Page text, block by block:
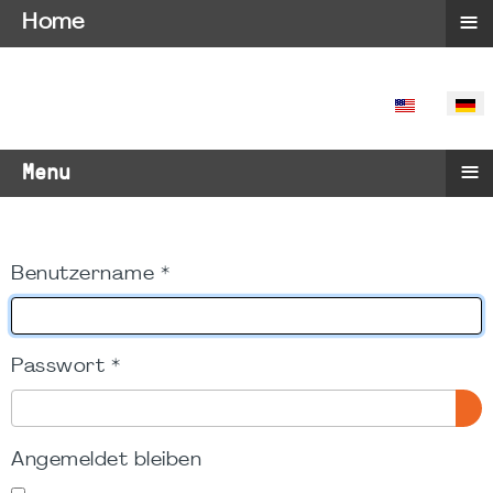
SPRACHE
Menu ≡
Benutzername *
Passwort *
Angemeldet bleiben
Home ≡